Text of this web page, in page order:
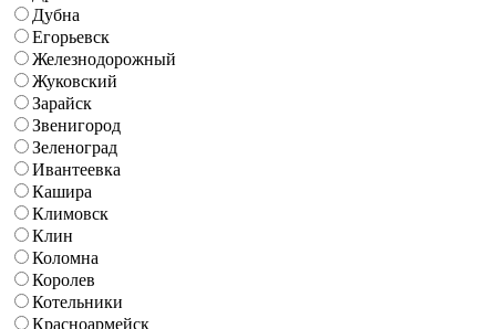
Дубна
Егорьевск
Железнодорожный
Жуковский
Зарайск
Звенигород
Зеленоград
Ивантеевка
Кашира
Климовск
Клин
Коломна
Королев
Котельники
Красноармейск